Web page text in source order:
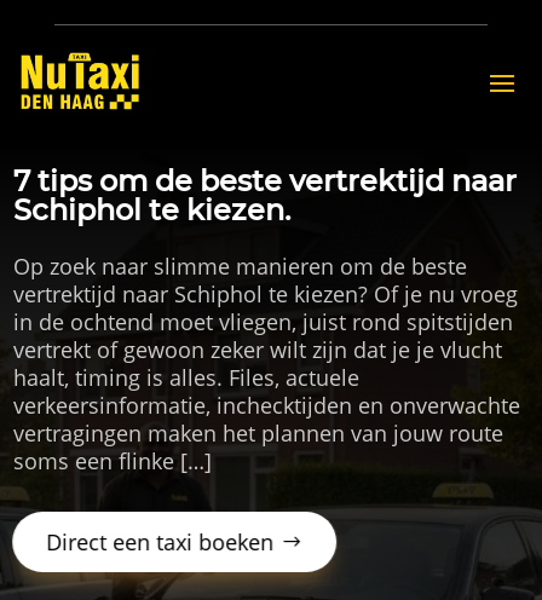
7 tips om de beste vertrektijd naar
Schiphol te kiezen.
Op zoek naar slimme manieren om de beste
vertrektijd naar Schiphol te kiezen? Of je nu vroeg
in de ochtend moet vliegen, juist rond spitstijden
vertrekt of gewoon zeker wilt zijn dat je je vlucht
haalt, timing is alles. Files, actuele
verkeersinformatie, inchecktijden en onverwachte
vertragingen maken het plannen van jouw route
soms een flinke […]
Direct een taxi boeken